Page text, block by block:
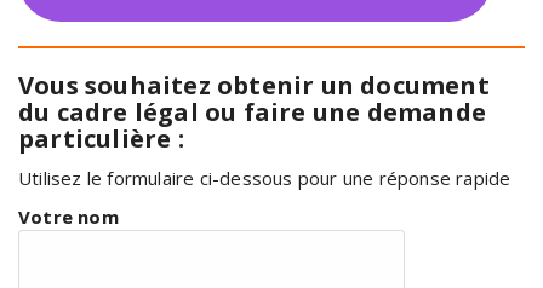
Vous souhaitez obtenir un document
du cadre légal ou faire une demande
particulière :
Utilisez le formulaire ci-dessous pour une réponse rapide
Votre nom